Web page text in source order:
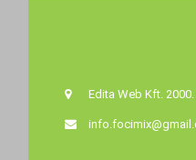
Edita Web Kft.